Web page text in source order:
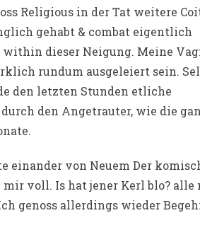
Religious in der Tat weitere
gehabt & combat eigentlich
dieser Neigung. Meine
rundum ausgeleiert sein.
den letzten Stunden etliche
durch den Angetrauter, wie die
einander von Neuem Der
mir voll. Is hat jener Kerl blo? alle
genoss allerdings wieder